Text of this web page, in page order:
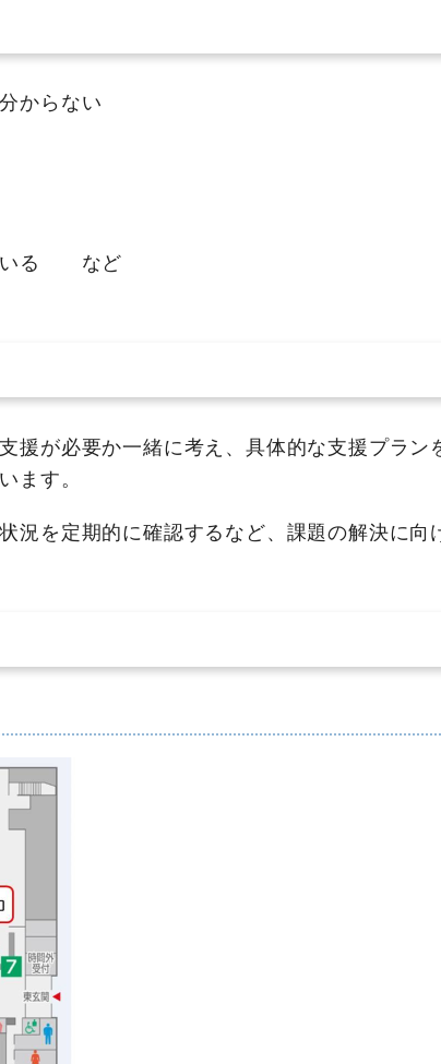
からない
ている など
が必要か一緒に考え、具体的な支援プラン
ます。
を定期的に確認するなど、課題の解決に向